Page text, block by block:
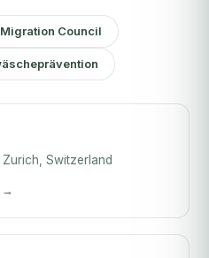
Council
Switzerland
→